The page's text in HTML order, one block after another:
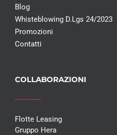
Blog
Whisteblowing D.Lgs 24/2023
Promozioni
Contatti
COLLABORAZIONI
Flotte Leasing
Gruppo Hera